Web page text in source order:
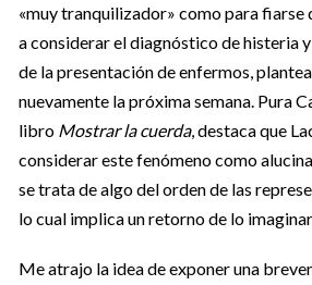
«muy tranquilizador» como para fiarse
a considerar el diagnóstico de histeria
de la presentación de enfermos,
nuevamente la próxima semana. Pura
libro Mostrar la cuerda, destaca que
considerar este fenómeno como
se trata de algo del orden de las
lo cual implica un retorno de lo
Me atrajo la idea de exponer una